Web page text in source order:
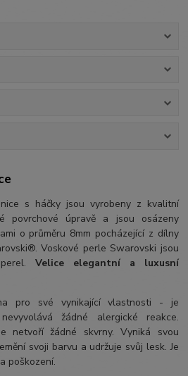
s háčky jsou vyrobeny z kvalitní
povrchové úpravě a jsou osázeny
o průměru 8mm pocházející z dílny
Voskové perle Swarovski jsou
Velice elegantní a luxusní
pro své vynikající vlastnosti - je
žádné alergické reakce.
netvoří žádné skvrny. Vyniká svou
svoji barvu a udržuje svůj lesk. Je
poškození.